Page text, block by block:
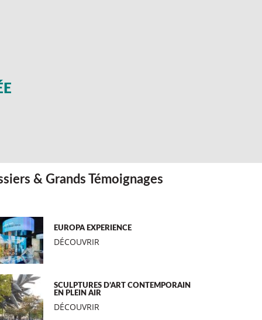
& Grands Témoignages
EUROPA EXPERIENCE
DÉCOUVRIR
SCULPTURES D’ART CONTEMPORAIN
EN PLEIN AIR
DÉCOUVRIR